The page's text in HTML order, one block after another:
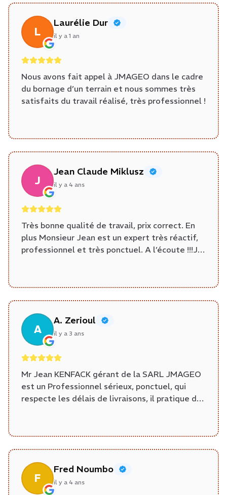
L
Laurélie Dur
il y a 1 an
Nous avons fait appel à JMAGEO dans le cadre
du bornage d’un terrain et nous sommes très
satisfaits du travail réalisé, très professionnel !
J
Jean Claude Miklusz
il y a 4 ans
Très bonne qualité de travail, prix correct. En
plus Monsieur Jean est un expert très réactif,
professionnel et très ponctuel. A l’écoute !!!Je
superficie. Je recommande sans hésiter.
A
A. Zerioul
il y a 3 ans
Mr Jean KENFACK gérant de la SARL JMAGEO
est un Professionnel sérieux, ponctuel, qui
respecte les délais de livraisons, il pratique des
subdivision d'un immeuble et j'en suis très
satisfait. Donc sans hésitation, Je
F
Fred Noumbo
il y a 4 ans